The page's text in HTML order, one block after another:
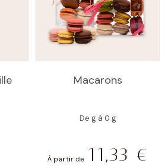
Macarons
De g à 0 g
À partir de 11,33 €